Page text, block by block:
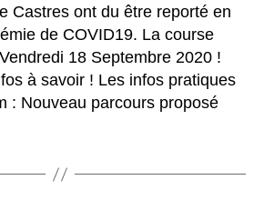
Castres ont du être reporté en
de COVID19. La course
18 Septembre 2020 !
à savoir ! Les infos pratiques
: Nouveau parcours proposé